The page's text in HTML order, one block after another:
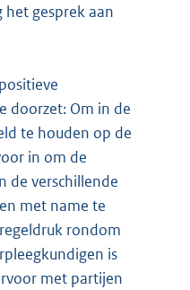
het gesprek aan
doorzet: Om in de
te houden op de
in om de
de verschillende
met name te
rondom
is
met partijen